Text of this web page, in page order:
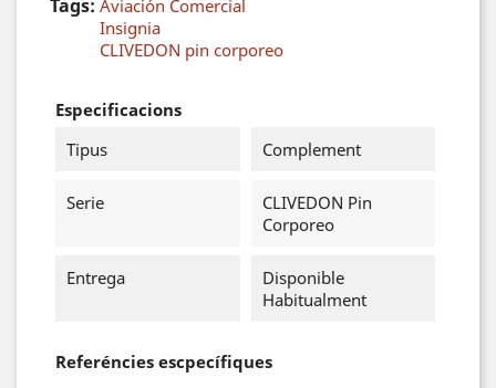
Tags: Aviación Comercial
Insignia
CLIVEDON pin corporeo
Especificacions
Tipus
Complement
Serie
CLIVEDON Pin
Corporeo
Entrega
Disponible
Habitualment
Referéncies escpecífiques